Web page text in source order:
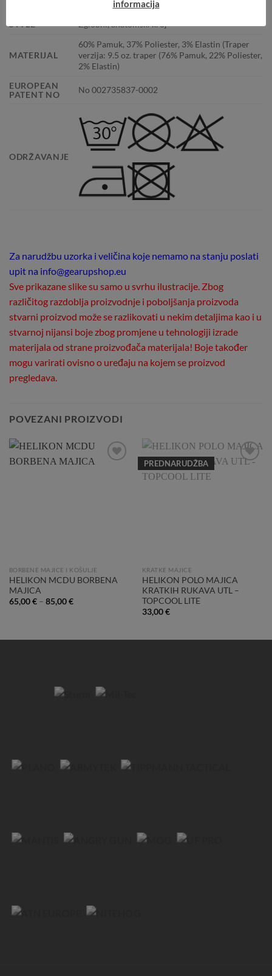
370 (447 traper verzija)
STYLE
Zglobni, anatomski kroj
MATERIJAL
60% Pamuk, 37% Poliester, 3% Elastin (Traper
verzija: 9.5 oz. traper (76% Pamuk, 22% Poliester,
2% Elastin)
EUROPEAN
PATENT NO
No 002735837-0002
ODRŽAVANJE
Za narudžbu uzorka i veličina koje nemamo na stanju poslati
upit na info@gearupshop.eu
Sve prikazane slike su samo u svrhu ilustracije. Zbog
različitog razdoblja proizvodnje i poboljšanja proizvoda
stvarni proizvod može se razlikovati u nekim detaljima kao i u
stvarnoj nijansi boje zbog promjene u tehnologiji izrade
materijala od strane proizvođača materijala! Boje također
mogu varirati ovisno o uređaju na kojem se proizvod
pregledava.
POVEZANI PROIZVODI
BORBENE MAJICE I KOŠULJE
HELIKON MCDU BORBENA
MAJICA
65,00€– 85,00€
PREDNARUDŽBA
KRATKE MAJICE
HELIKON POLO MAJICA
KRATKIH RUKAVA UTL –
TOPCOOL LITE
33,00€
informacija